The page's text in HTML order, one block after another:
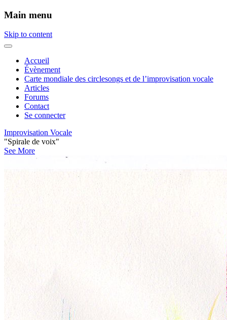
Main menu
Skip to content
Accueil
Évènement
Carte mondiale des circlesongs et de l’improvisation vocale
Articles
Forums
Contact
Se connecter
Improvisation Vocale
"Spirale de voix"
See More